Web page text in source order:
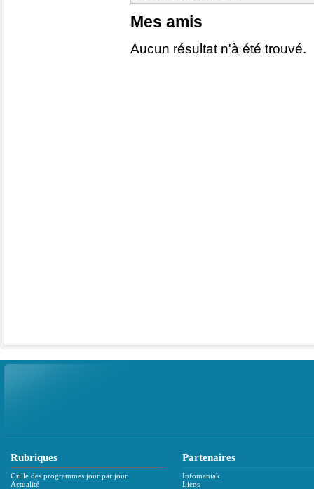
Mes amis
Aucun résultat n'à été trouvé.
Rubriques
Grille des programmes jour par jour
Actualité
Partenaires
Infomaniak
Liens